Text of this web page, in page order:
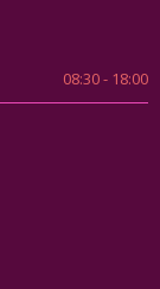
08:30 - 18:00